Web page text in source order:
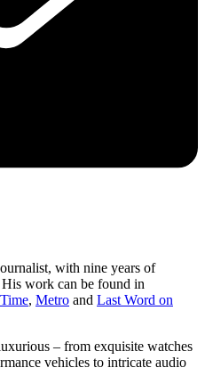
with nine years of
work can be found in
, Metro and Last Word on
– from exquisite watches
vehicles to intricate audio